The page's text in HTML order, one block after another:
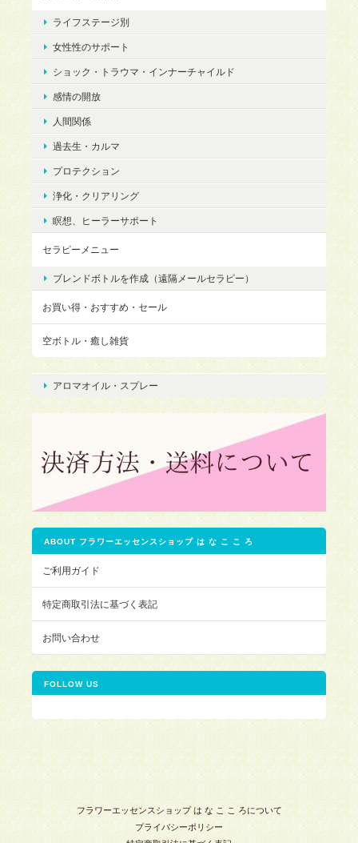
ライフステージ別
女性性のサポート
ショック・トラウマ・インナーチャイルド
感情の開放
人間関係
過去生・カルマ
プロテクション
浄化・クリアリング
瞑想、ヒーラーサポート
セラピーメニュー
ブレンドボトルを作成（遠隔メールセラピー）
お買い得・おすすめ・セール
空ボトル・癒し雑貨
アロマオイル・スプレー
ABOUT フラワーエッセンスショップ は な こ こ ろ
ご利用ガイド
特定商取引法に基づく表記
お問い合わせ
FOLLOW US
フラワーエッセンスショップ は な こ こ ろについて
プライバシーポリシー